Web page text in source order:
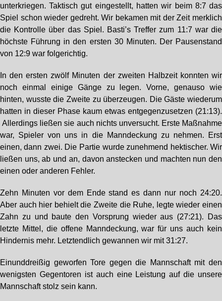
unterkriegen. Taktisch gut eingestellt, hatten wir beim 8:7 das
Spiel schon wieder gedreht. Wir bekamen mit der Zeit merklich
die Kontrolle über das Spiel. Basti’s Treffer zum 11:7 war die
höchste Führung in den ersten 30 Minuten. Der Pausenstand
von 12:9 war folgerichtig.
In den ersten zwölf Minuten der zweiten Halbzeit konnten wir
noch einmal einige Gänge zu legen. Vorne, genauso wie
hinten, wusste die Zweite zu überzeugen. Die Gäste wiederum
hatten in dieser Phase kaum etwas entgegenzusetzen (21:13).
Allerdings ließen sie auch nichts unversucht. Erste Maßnahme
war, Spieler von uns in die Manndeckung zu nehmen. Erst
einen, dann zwei. Die Partie wurde zunehmend hektischer. Wir
ließen uns, ab und an, davon anstecken und machten nun den
einen oder anderen Fehler.
Zehn Minuten vor dem Ende stand es dann nur noch 24:20.
Aber auch hier behielt die Zweite die Ruhe, legte wieder einen
Zahn zu und baute den Vorsprung wieder aus (27:21). Das
letzte Mittel, die offene Manndeckung, war für uns auch kein
Hindernis mehr. Letztendlich gewannen wir mit 31:27.
Einunddreißig geworfen Tore gegen die Mannschaft mit den
wenigsten Gegentoren ist auch eine Leistung auf die unsere
Mannschaft stolz sein kann.